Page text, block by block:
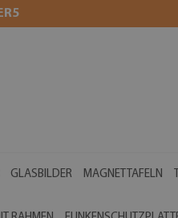
GLASBILDER MAGNETTAFELN